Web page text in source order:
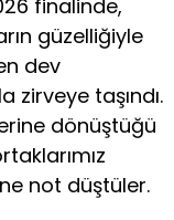
finalinde,
güzelliğiyle
dev
zirveye taşındı.
dönüştüğü
not düştüler.